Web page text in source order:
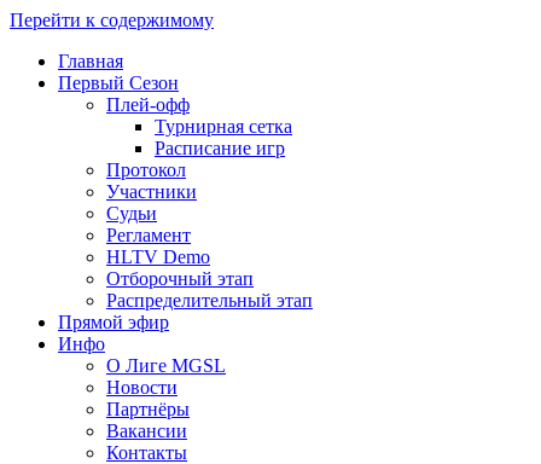
Перейти к содержимому
Главная
Первый Сезон
Плей-офф
Турнирная сетка
Расписание игр
Протокол
Участники
Судьи
Регламент
HLTV Demo
Отборочный этап
Распределительный этап
Прямой эфир
Инфо
О Лиге MGSL
Новости
Партнёры
Вакансии
Контакты